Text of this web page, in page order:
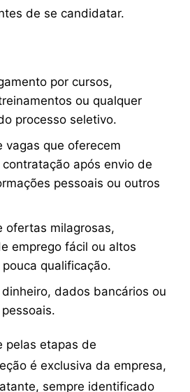
de se candidatar.
por cursos,
ou qualquer
processo seletivo.
vagas que oferecem
após envio de
pessoais ou outros
ofertas milagrosas,
emprego fácil ou altos
qualificação.
dados bancários ou
pelas etapas de
é exclusiva da empresa,
sempre identificado